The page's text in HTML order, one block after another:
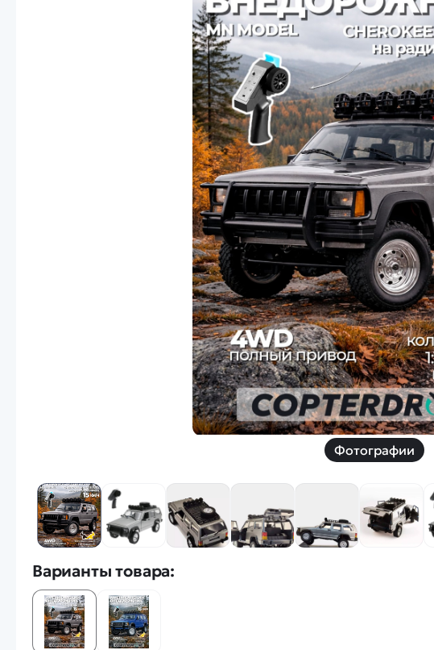
Дроны с 4k камерой
Скоростной катер
Вертолетик для детей ну пульте
Машины 1 к 10
Скидки
Смотреть
Фотографии
Варианты товара:
Наши